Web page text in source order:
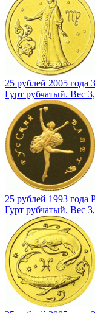
25 рублей 2005 года
Гурт рубчатый. Вес
25 рублей 1993 года
Гурт рубчатый. Вес